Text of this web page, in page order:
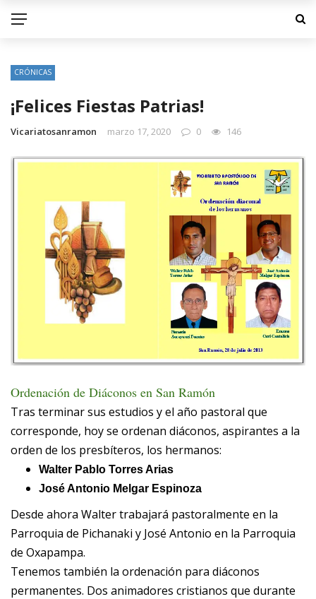
CRÓNICAS
¡Felices Fiestas Patrias!
Vicariatosanramon marzo 17, 2020 0 146
Ordenación de Diáconos en San Ramón
Tras terminar sus estudios y el año pastoral que
corresponde, hoy se ordenan diáconos, aspirantes a la
orden de los presbíteros, los hermanos:
Walter Pablo Torres Arias
José Antonio Melgar Espinoza
Desde ahora Walter trabajará pastoralmente en la
Parroquia de Pichanaki y José Antonio en la Parroquia
de Oxapampa.
Tenemos también la ordenación para diáconos
permanentes. Dos animadores cristianos que durante